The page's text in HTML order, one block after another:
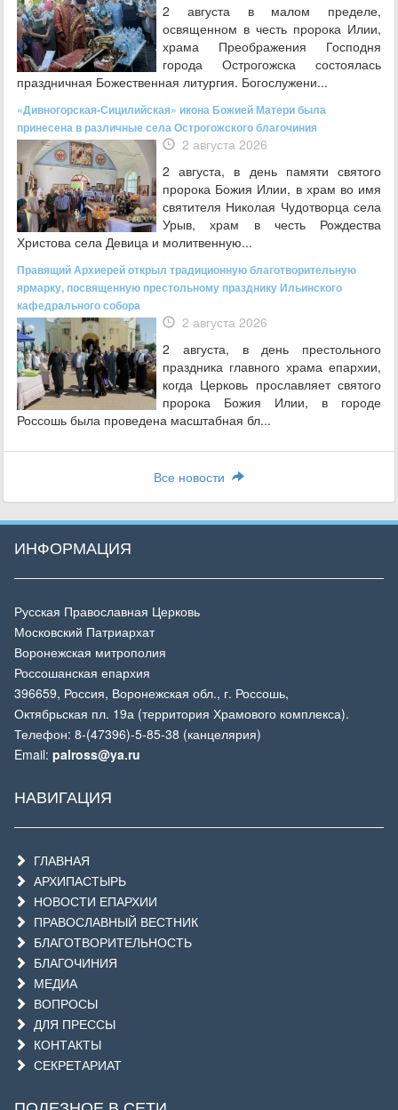
2 августа в малом пределе,
освященном в честь пророка Илии,
храма Преображения Господня
города Острогожска состоялась
праздничная Божественная литургия. Богослужени...
«Дивногорская-Сицилийская» икона Божией Матери была
принесена в различные села Острогожского благочиния
2 августа 2026
2 августа, в день памяти святого
пророка Божия Илии, в храм во имя
святителя Николая Чудотворца села
Урыв, храм в честь Рождества
Христова села Девица и молитвенную...
Правящий Архиерей открыл традиционную благотворительную
ярмарку, посвященную престольному празднику Ильинского
кафедрального собора
2 августа 2026
2 августа, в день престольного
праздника главного храма епархии,
когда Церковь прославляет святого
пророка Божия Илии, в городе
Россошь была проведена масштабная бл...
Все новости
ИНФОРМАЦИЯ
Русская Православная Церковь
Московский Патриархат
Воронежская митрополия
Россошанская епархия
396659, Россия, Воронежская обл., г. Россошь,
Октябрьская пл. 19а (территория Храмового комплекса).
Телефон: 8-(47396)-5-85-38 (канцелярия)
Email: palross@ya.ru
НАВИГАЦИЯ
ГЛАВНАЯ
АРХИПАСТЫРЬ
НОВОСТИ ЕПАРХИИ
ПРАВОСЛАВНЫЙ ВЕСТНИК
БЛАГОТВОРИТЕЛЬНОСТЬ
БЛАГОЧИНИЯ
МЕДИА
ВОПРОСЫ
ДЛЯ ПРЕССЫ
КОНТАКТЫ
СЕКРЕТАРИАТ